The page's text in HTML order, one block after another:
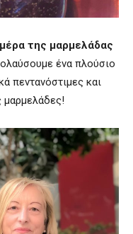
της μαρμελάδας
ένα πλούσιο
πεντανόστιμες και
μαρμελάδες!